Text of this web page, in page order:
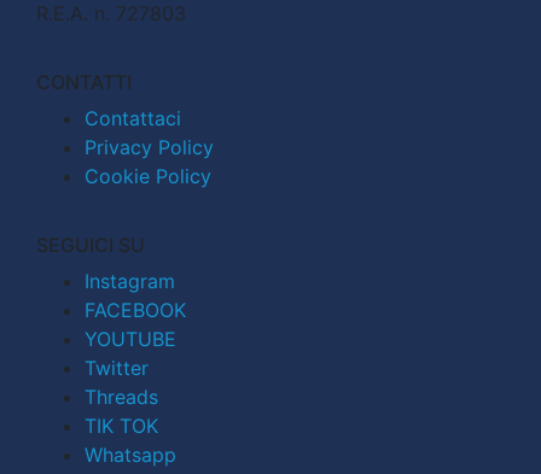
R.E.A. n. 727803
CONTATTI
Contattaci
Privacy Policy
Cookie Policy
SEGUICI SU
Instagram
FACEBOOK
YOUTUBE
Twitter
Threads
TIK TOK
Whatsapp